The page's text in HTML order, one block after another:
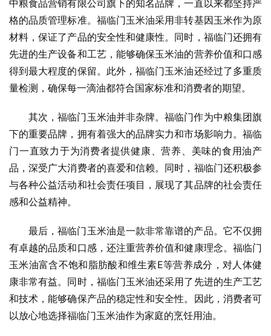
中粮食品营销有限公司旗下的知名品牌，一直以来都坚持严
格的品质管理标准。福临门玉米油采用非转基因玉米作为原
材料，保证了产品的安全性和健康性。同时，福临门还拥有
先进的生产设备和工艺，能够确保玉米油的营养价值和口感
得到最大程度的保留。此外，福临门玉米油还经过了多重质
量检测，确保每一滴油都符合国家标准和消费者的期望。
其次，福临门玉米油并非杂牌。福临门作为中粮集团旗
下的重要品牌，拥有着强大的品牌实力和市场影响力。福临
门一直致力于为消费者提供健康、营养、美味的食用油产
品，深受广大消费者的喜爱和信赖。同时，福临门还积极参
与各种公益活动和社会责任项目，展现了其品牌的社会责任
感和公益精神。
最后，福临门玉米油是一款非常靠谱的产品。它不仅拥
有卓越的品质和口感，还注重营养价值和健康理念。福临门
玉米油富含不饱和脂肪酸和维生素E等营养成分，对人体健
康非常有益。同时，福临门玉米油还采用了先进的生产工艺
和技术，能够确保产品的稳定性和安全性。因此，消费者可
以放心地选择福临门玉米油作为家庭的烹饪用油。